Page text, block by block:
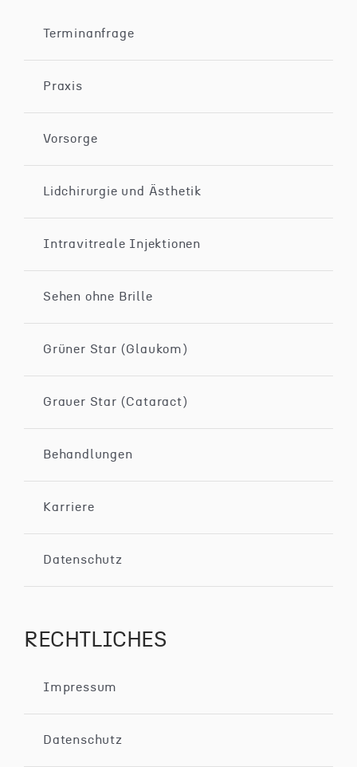
Terminanfrage
Praxis
Vorsorge
Lidchirurgie und Ästhetik
Intravitreale Injektionen
Sehen ohne Brille
Grüner Star (Glaukom)
Grauer Star (Cataract)
Behandlungen
Karriere
Datenschutz
RECHTLICHES
Impressum
Datenschutz